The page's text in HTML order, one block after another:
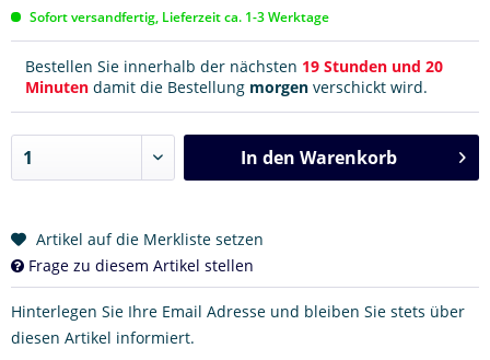
Sofort versandfertig, Lieferzeit ca. 1-3 Werktage
Bestellen Sie innerhalb der nächsten 19 Stunden und 20
Minuten damit die Bestellung morgen verschickt wird.
In den Warenkorb
Artikel auf die Merkliste setzen
Frage zu diesem Artikel stellen
Hinterlegen Sie Ihre Email Adresse und bleiben Sie stets über
diesen Artikel informiert.